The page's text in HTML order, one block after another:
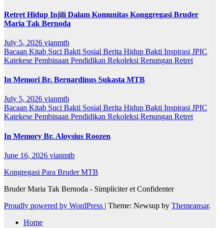
Retret Hidup Injili Dalam Komunitas Konggregasi Bruder
Maria Tak Bernoda
July 5, 2026 vianmtb
Bacaan Kitab Suci Bakti Sosial Berita Hidup Bakti Inspirasi JPIC
Katekese Pembinaan Pendidikan Rekoleksi Renungan Retret
In Memori Br. Bernardinus Sukasta MTB
July 5, 2026 vianmtb
Bacaan Kitab Suci Bakti Sosial Berita Hidup Bakti Inspirasi JPIC
Katekese Pembinaan Pendidikan Rekoleksi Renungan Retret
In Memory Br. Aloysius Roozen
June 16, 2026 vianmtb
Kongregasi Para Bruder MTB
Bruder Maria Tak Bernoda - Simpliciter et Confidenter
Proudly powered by WordPress | Theme: Newsup by Themeansar.
Home